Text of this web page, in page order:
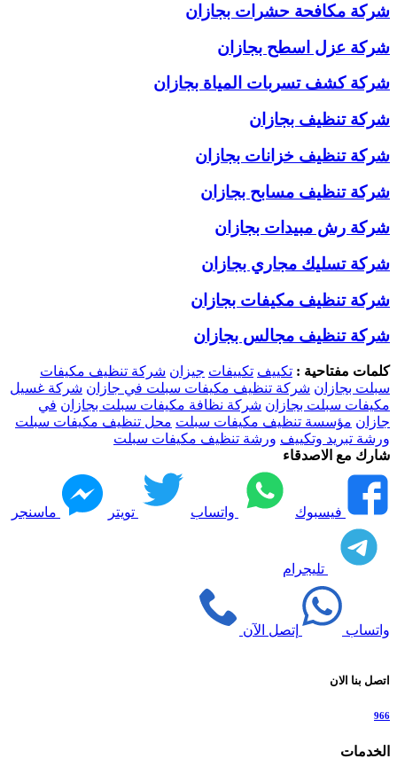
شركة مكافحة حشرات بجازان
شركة عزل اسطح بجازان
شركة كشف تسربات المياة بجازان
شركة تنظيف بجازان
شركة تنظيف خزانات بجازان
شركة تنظيف مسابح بجازان
شركة رش مبيدات بجازان
شركة تسليك مجاري بجازان
شركة تنظيف مكيفات بجازان
شركة تنظيف مجالس بجازان
كلمات مفتاحية : تكييف تكييفات جيزان شركة تنظيف مكيفات
سبلت بجازان شركة تنظيف مكيفات سبلت في جازان شركة غسيل
مكيفات سبلت بجازان شركة نظافة مكيفات سبلت بجازان في
جازان مؤسسة تنظيف مكيفات سبلت محل تنظيف مكيفات سبلت
ورشة تبريد وتكييف ورشة تنظيف مكيفات سبلت
شارك مع الاصدقاء
فيسبوك واتساب تويتر ماسنجر
تليجرام
واتساب إتصل الآن
اتصل بنا الان
966
الخدمات